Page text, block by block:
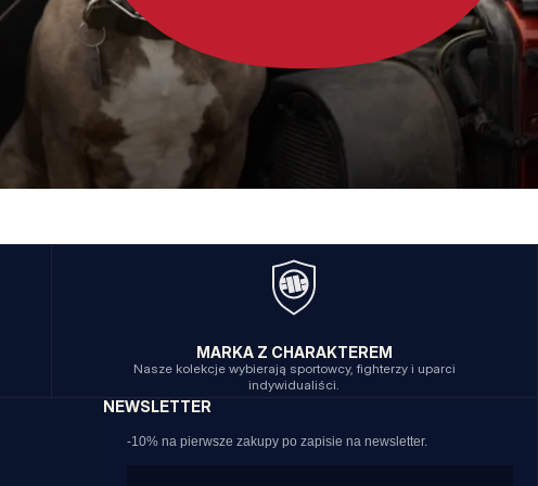
MARKA Z CHARAKTEREM
Nasze kolekcje wybierają sportowcy, fighterzy i uparci
indywidualiści.
NEWSLETTER
-10% na pierwsze zakupy po zapisie na newsletter.